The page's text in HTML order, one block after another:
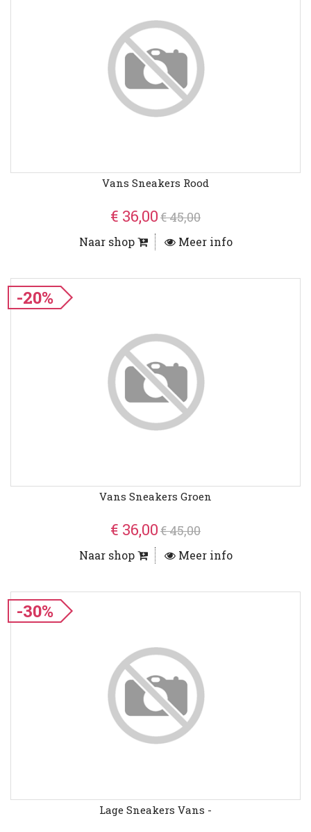
Vans Sneakers Rood
€ 36,00€ 45,00
Naar shop Meer info
-20%
Vans Sneakers Groen
€ 36,00€ 45,00
Naar shop Meer info
-30%
Lage Sneakers Vans -